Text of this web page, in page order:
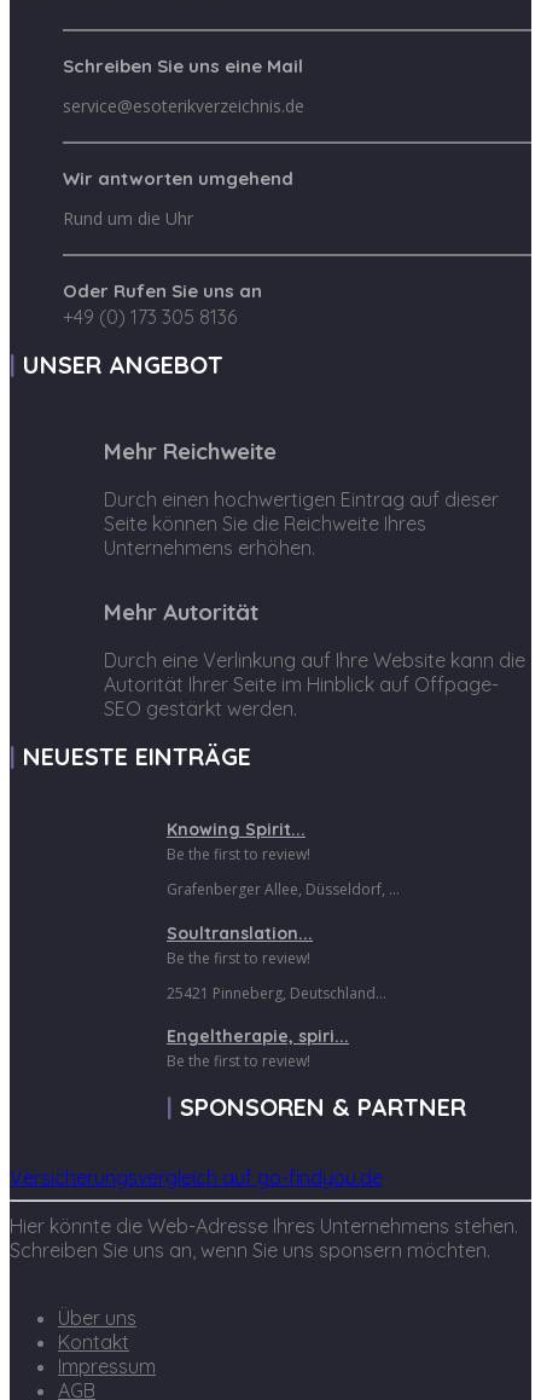
Schreiben Sie uns eine Mail
service@esoterikverzeichnis.de
Wir antworten umgehend
Rund um die Uhr
Oder Rufen Sie uns an
+49 (0) 173 305 8136
UNSER ANGEBOT
Mehr Reichweite
Durch einen hochwertigen Eintrag auf dieser
Seite können Sie die Reichweite Ihres
Unternehmens erhöhen.
Mehr Autorität
Durch eine Verlinkung auf Ihre Website kann die
Autorität Ihrer Seite im Hinblick auf Offpage-
SEO gestärkt werden.
NEUESTE EINTRÄGE
Knowing Spirit...
Be the first to review!
Grafenberger Allee, Düsseldorf, ...
Soultranslation...
Be the first to review!
25421 Pinneberg, Deutschland...
Engeltherapie, spiri...
Be the first to review!
SPONSOREN & PARTNER
Versicherungsvergleich auf go-findyou.de
Hier könnte die Web-Adresse Ihres Unternehmens stehen.
Schreiben Sie uns an, wenn Sie uns sponsern möchten.
Über uns
Kontakt
Impressum
AGB